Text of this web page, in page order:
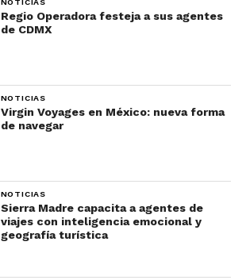
Regio Operadora festeja a sus agentes
de CDMX
NOTICIAS
Virgin Voyages en México: nueva forma
de navegar
NOTICIAS
Sierra Madre capacita a agentes de
viajes con inteligencia emocional y
geografía turística